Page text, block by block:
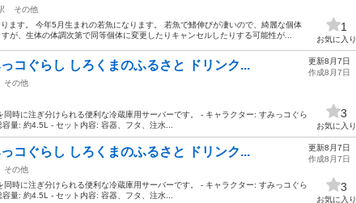
その他
す。 今年5月生まれの若魚になります。 若魚で鰭伸びが凄いので、綺麗な個体
が、生体の体調次第で同等個体に変更したりキャンセルしたりする可能性が...
1
お気に入り
っコぐらし しろくまのふるさと ドリンク...
その他
時に注ぎ分けられる便利な冷蔵庫用サーバーです。 - キャラクター: すみっコぐら
量: 約4.5L - セット内容: 容器、フタ、注水...
更新8月7日
作成8月7日
3
お気に入り
っコぐらし しろくまのふるさと ドリンク...
その他
時に注ぎ分けられる便利な冷蔵庫用サーバーです。 - キャラクター: すみっコぐら
量: 約4.5L - セット内容: 容器、フタ、注水...
更新8月7日
作成8月7日
3
お気に入り